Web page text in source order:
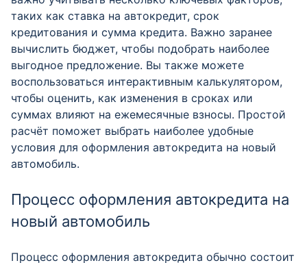
таких как ставка на автокредит, срок
кредитования и сумма кредита. Важно заранее
вычислить бюджет, чтобы подобрать наиболее
выгодное предложение. Вы также можете
воспользоваться интерактивным калькулятором,
чтобы оценить, как изменения в сроках или
суммах влияют на ежемесячные взносы. Простой
расчёт поможет выбрать наиболее удобные
условия для оформления автокредита на новый
автомобиль.
Процесс оформления автокредита на
новый автомобиль
Процесс оформления автокредита обычно состоит